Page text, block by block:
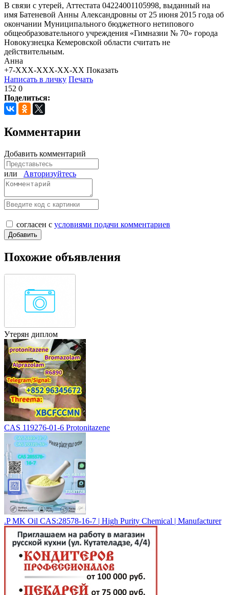
В связи с утерей, Аттестата 04224001105998, выданный на
имя Батеневой Анны Александровны от 25 июня 2015 года об
окончании Муниципального бюджетного нетипового
общеобразовательного учреждения «Гимназии № 70» города
Новокузнецка Кемеровской области считать не
действительным.
Анна
+7-XXX-XXX-XX-XX Показать
Написать в личку Печать
152 0
Поделиться:
Комментарии
Добавить комментарий
или Авторизуйтесь
согласен с условиями подачи комментариев
Похожие объявления
Утерян диплом
CAS 119276-01-6 Protonitazene
.P MK Oil CAS:28578-16-7 | High Purity Chemical | Manufacturer